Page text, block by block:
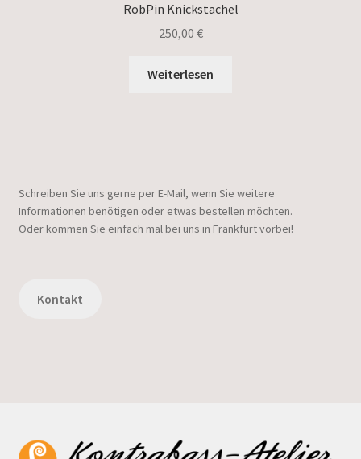
RobPin Knickstachel
250,00 €
Weiterlesen
Schreiben Sie uns gerne per E-Mail, wenn Sie weitere
Informationen benötigen oder etwas bestellen möchten.
Oder kommen Sie einfach mal bei uns in Frankfurt vorbei!
Kontakt